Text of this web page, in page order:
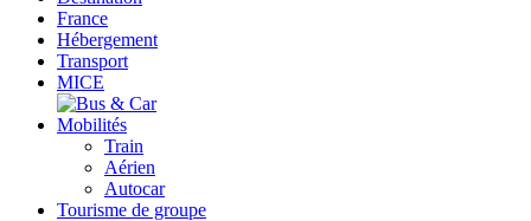
France
Hébergement
Transport
MICE
Mobilités
Train
Aérien
Autocar
Tourisme de groupe